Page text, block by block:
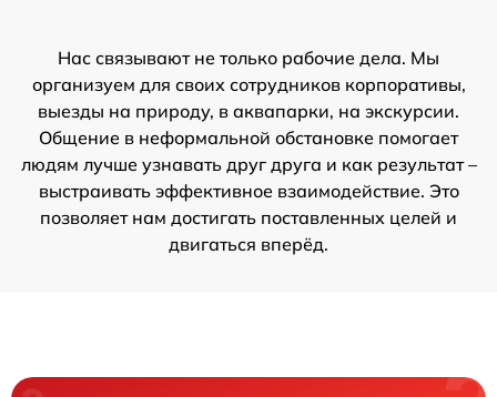
Нас связывают не только рабочие дела. Мы
организуем для своих сотрудников корпоративы,
выезды на природу, в аквапарки, на экскурсии.
Общение в неформальной обстановке помогает
людям лучше узнавать друг друга и как результат –
выстраивать эффективное взаимодействие. Это
позволяет нам достигать поставленных целей и
двигаться вперёд.